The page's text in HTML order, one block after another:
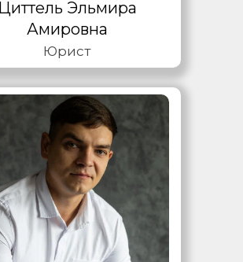
Циттель Эльмира
Амировна
Юрист